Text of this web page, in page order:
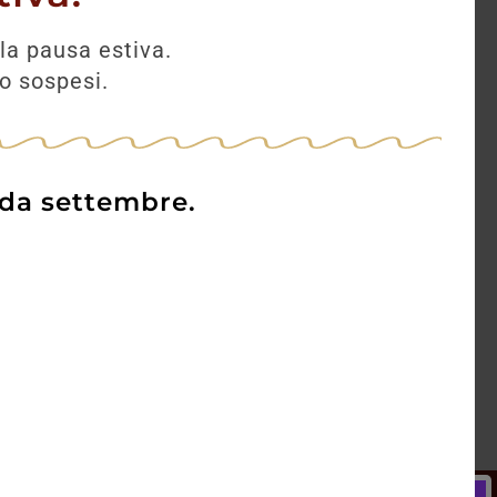
pausa estiva.
sospesi.
settembre.